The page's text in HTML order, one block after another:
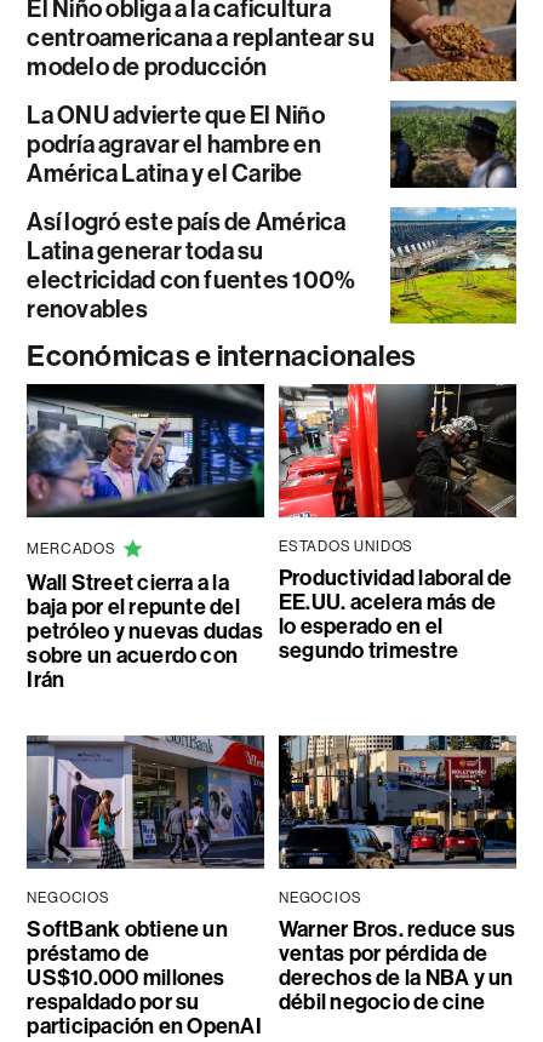
El Niño obliga a la caficultura
centroamericana a replantear su
modelo de producción
La ONU advierte que El Niño
podría agravar el hambre en
América Latina y el Caribe
Así logró este país de América
Latina generar toda su
electricidad con fuentes 100%
renovables
Económicas e internacionales
MERCADOS
Wall Street cierra a la
baja por el repunte del
petróleo y nuevas dudas
sobre un acuerdo con
Irán
ESTADOS UNIDOS
Productividad laboral de
EE.UU. acelera más de
lo esperado en el
segundo trimestre
NEGOCIOS
SoftBank obtiene un
préstamo de
US$10.000 millones
respaldado por su
participación en OpenAI
NEGOCIOS
Warner Bros. reduce sus
ventas por pérdida de
derechos de la NBA y un
débil negocio de cine